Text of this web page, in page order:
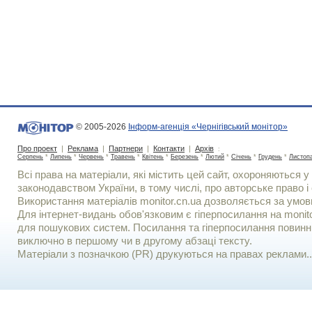
© 2005-2026 Інформ-агенція «Чернігівський монітор»
Про проект | Реклама | Партнери | Контакти | Архів :
Серпень * Липень * Червень * Травень * Квітень * Березень * Лютий * Січень * Грудень *
Всі права на матеріали, які містить цей сайт, охороняються у
законодавством України, в тому числі, про авторське право і
Використання матерiалiв monitor.cn.ua дозволяється за
Для iнтернет-видань обов'язковим є гiперпосилання на
для пошукових систем. Посилання та гіперпосилання
виключно в першому чи в другому абзаці тексту.
Матеріали з позначкою (PR) друкуються на правах реклами..